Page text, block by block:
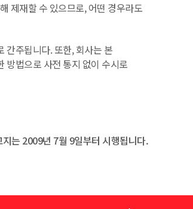
제재할 수 있으므로, 어떤 경우라도
간주됩니다. 또한, 회사는 본
방법으로 사전 통지 없이 수시로
지는 2009년 7월 9일부터 시행됩니다.